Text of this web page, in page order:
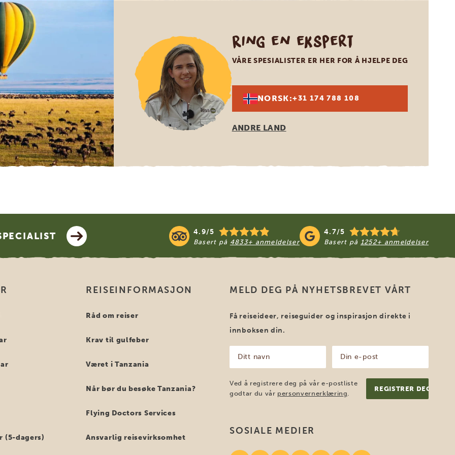
Ring en ekspert
VÅRE SPESIALISTER ER HER FOR Å HJELPE DEG
NORSK:+31 174 788 108
ANDRE LAND
4.9/5
Basert på 4833+ anmeldelser
4.7/5
Basert på 1252+ anmeldelser
(5-dagers)
REISEINFORMASJON
Råd om reiser
Krav til gulfeber
Været i Tanzania
Når bør du besøke Tanzania?
Flying Doctors Services
Ansvarlig reisevirksomhet
MELD DEG PÅ NYHETSBREVET VÅRT
Få reiseideer, reiseguider og inspirasjon direkte i
innboksen din.
navn
(Påkrevd)
post
(Påkrevd)
Ved å registrere deg på vår e-postliste
godtar du vår personvernerklæring.
SOSIALE MEDIER